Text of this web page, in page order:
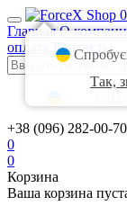
0
Главная О
оплата
Контакты
+38 (096) 282-00-70
0
0
Корзина
Ваша корзина
Так,